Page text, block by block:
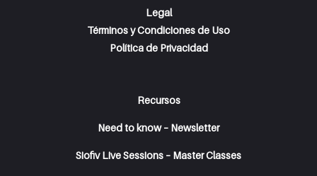
Legal
Términos y Condiciones de Uso
Política de Privacidad
Recursos
Need to know – Newsletter
Siofiv Live Sessions – Master Classes